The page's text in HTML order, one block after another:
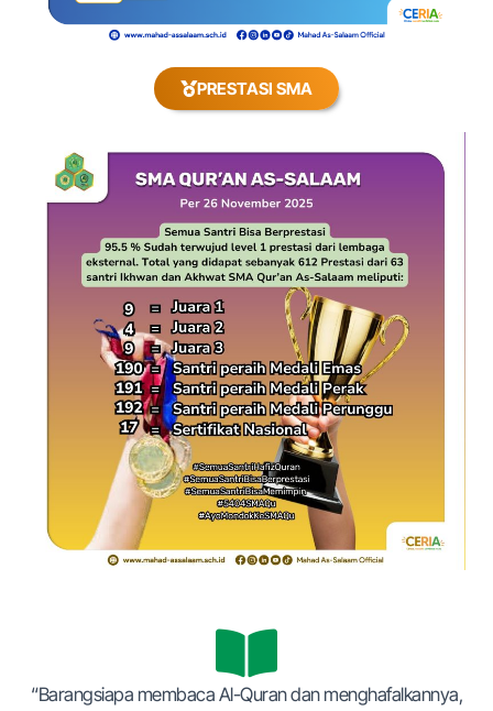
PRESTASI SMA
“Barangsiapa membaca Al-Quran dan menghafalkannya,